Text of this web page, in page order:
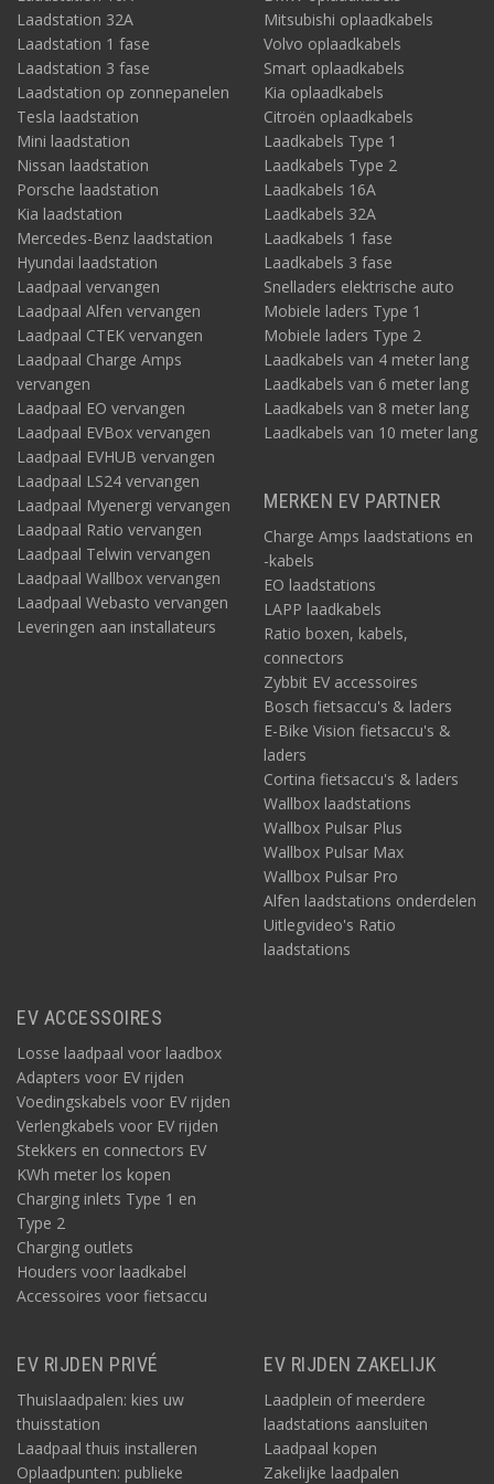
geschikt. Heeft u een 1 fasige aansluiting thuis of op
de zaak? In dat geval kunt u ook met maximaal 1 x
32A laden. U kunt hiervoor een laadkabel kiezen van
7,4kW (1 x 32A) of 22kW (3 x 32A waarvan de DS 3 1
x 32A zal gebruiken) aan laadvermogen.
DeDS Crossback DS N°8 heeft een type 2
aansluiting aan autozijde en kan laden via 3 fase met
16A. Hiervoor is een laadkabel type 2, 3 fase, 16A
geschikt. Heeft u een 1 fasige aansluiting thuis of op
de zaak? In dat geval kunt u ook met maximaal 1 x
32A laden. U kunt hiervoor een laadkabel kiezen van
7,4kW (1 x 32A) of 22kW (3 x 32A waarvan de DS 3 1
x 32A zal gebruiken) aan laadvermogen.
Kies hieronder het model van DS dat van toepassing
is en u vindt de meeste geschikte laadkabel!
Laadstation 32A
Laadstation 1 fase
Laadstation 3 fase
Laadstation op zonnepanelen
Tesla laadstation
Mini laadstation
Nissan laadstation
Porsche laadstation
Kia laadstation
Mercedes-Benz laadstation
Hyundai laadstation
Laadpaal vervangen
Laadpaal Alfen vervangen
Laadpaal CTEK vervangen
Laadpaal Charge Amps
vervangen
Laadpaal EO vervangen
Laadpaal EVBox vervangen
Laadpaal EVHUB vervangen
Laadpaal LS24 vervangen
Laadpaal Myenergi vervangen
Laadpaal Ratio vervangen
Laadpaal Telwin vervangen
Laadpaal Wallbox vervangen
Laadpaal Webasto vervangen
Leveringen aan installateurs
Mitsubishi oplaadkabels
Volvo oplaadkabels
Smart oplaadkabels
Kia oplaadkabels
Citroën oplaadkabels
Laadkabels Type 1
Laadkabels Type 2
Laadkabels 16A
Laadkabels 32A
Laadkabels 1 fase
Laadkabels 3 fase
Snelladers elektrische auto
Mobiele laders Type 1
Mobiele laders Type 2
Laadkabels van 4 meter lang
Laadkabels van 6 meter lang
Laadkabels van 8 meter lang
Laadkabels van 10 meter lang
MERKEN EV PARTNER
Charge Amps laadstations en
-kabels
EO laadstations
LAPP laadkabels
Ratio boxen, kabels,
connectors
Zybbit EV accessoires
Bosch fietsaccu's & laders
E-Bike Vision fietsaccu's &
laders
Cortina fietsaccu's & laders
Wallbox laadstations
Wallbox Pulsar Plus
Wallbox Pulsar Max
Wallbox Pulsar Pro
Alfen laadstations onderdelen
Uitlegvideo's Ratio
laadstations
EV ACCESSOIRES
Losse laadpaal voor laadbox
Adapters voor EV rijden
Voedingskabels voor EV rijden
Verlengkabels voor EV rijden
Stekkers en connectors EV
KWh meter los kopen
Charging inlets Type 1 en
Type 2
Charging outlets
Houders voor laadkabel
Accessoires voor fietsaccu
EV RIJDEN PRIVÉ
Thuislaadpalen: kies uw
thuisstation
Laadpaal thuis installeren
Oplaadpunten: publieke
EV RIJDEN ZAKELIJK
Laadplein of meerdere
laadstations aansluiten
Laadpaal kopen
Zakelijke laadpalen